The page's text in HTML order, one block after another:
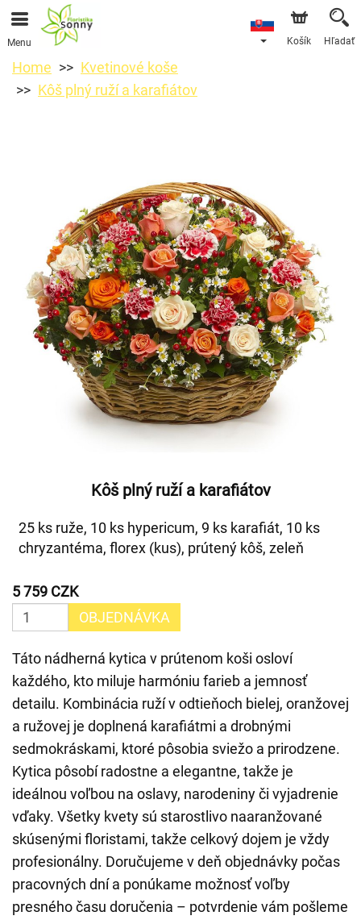
Menu Košík Hľadať
Home
Kvetinové koše
Kôš plný ruží a karafiátov
Kôš plný ruží a karafiátov
25 ks ruže, 10 ks hypericum, 9 ks karafiát, 10 ks
chryzantéma, florex (kus), prútený kôš, zeleň
5 759 CZK
OBJEDNÁVKA
Táto nádherná kytica v prútenom koši osloví
každého, kto miluje harmóniu farieb a jemnosť
detailu. Kombinácia ruží v odtieňoch bielej, oranžovej
a ružovej je doplnená karafiátmi a drobnými
sedmokráskami, ktoré pôsobia sviežo a prirodzene.
Kytica pôsobí radostne a elegantne, takže je
ideálnou voľbou na oslavy, narodeniny či vyjadrenie
vďaky. Všetky kvety sú starostlivo naaranžované
skúsenými floristami, takže celkový dojem je vždy
profesionálny. Doručujeme v deň objednávky počas
pracovných dní a ponúkame možnosť voľby
presného času doručenia – potvrdenie vám pošleme